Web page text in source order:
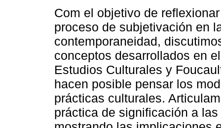
Com el objetivo de
proceso de subjetivación en
contemporaneidad,
conceptos desarrollados en
Estudios Culturales y
hacen posible pensar los
prácticas culturales.
práctica de significación a